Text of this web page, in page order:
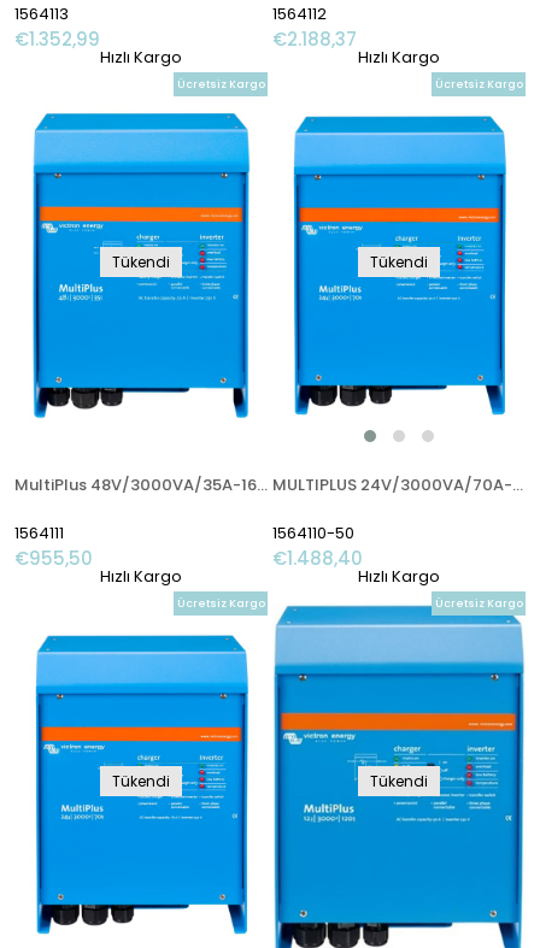
1564113
€1.352,99
Hızlı Kargo
1564112
€2.188,37
Hızlı Kargo
Tükendi
MultiPlus 48V/3000VA/35A-16A İnverter/Charger
1564111
€955,50
Ücretsiz Kargo
Hızlı Kargo
Tükendi
MULTIPLUS 24V/3000VA/70A-50A
1564110-50
€1.488,40
Ücretsiz Kargo
Hızlı Kargo
Tükendi
Ücretsiz Kargo
Tükendi
Ücretsiz Kargo